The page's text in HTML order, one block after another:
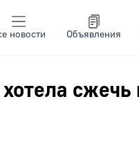
новости Объявления
сжечь